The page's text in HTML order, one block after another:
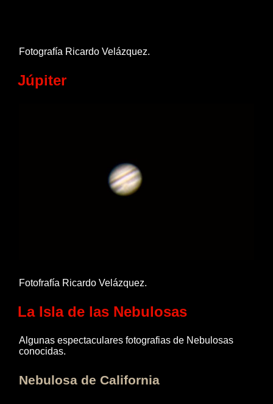
Fotografía Ricardo Velázquez.
Júpiter
Fotofrafía Ricardo Velázquez.
La Isla de las Nebulosas
Algunas espectaculares fotografias de Nebulosas
conocidas.
Nebulosa de California